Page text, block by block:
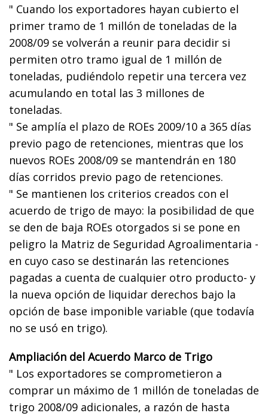
" Cuando los exportadores hayan cubierto el
primer tramo de 1 millón de toneladas de la
2008/09 se volverán a reunir para decidir si
permiten otro tramo igual de 1 millón de
toneladas, pudiéndolo repetir una tercera vez
acumulando en total las 3 millones de
toneladas.
" Se amplía el plazo de ROEs 2009/10 a 365 días
previo pago de retenciones, mientras que los
nuevos ROEs 2008/09 se mantendrán en 180
días corridos previo pago de retenciones.
" Se mantienen los criterios creados con el
acuerdo de trigo de mayo: la posibilidad de que
se den de baja ROEs otorgados si se pone en
peligro la Matriz de Seguridad Agroalimentaria -
en cuyo caso se destinarán las retenciones
pagadas a cuenta de cualquier otro producto- y
la nueva opción de liquidar derechos bajo la
opción de base imponible variable (que todavía
no se usó en trigo).
Ampliación del Acuerdo Marco de Trigo
" Los exportadores se comprometieron a
comprar un máximo de 1 millón de toneladas de
trigo 2008/09 adicionales, a razón de hasta